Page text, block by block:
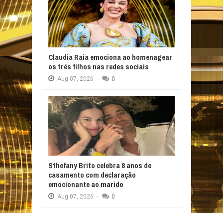
Claudia Raia emociona ao homenagear
os três filhos nas redes sociais
Aug 07, 2026 - 0
Sthefany Brito celebra 8 anos de
casamento com declaração
emocionante ao marido
Aug 07, 2026 - 0